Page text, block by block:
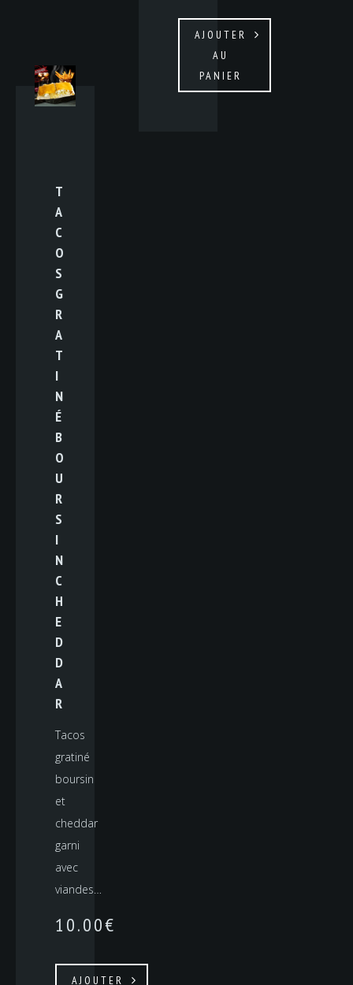
AJOUTER
AU
PANIER
T
A
C
O
S
G
R
A
T
I
N
É
B
O
U
R
S
I
N
C
H
E
D
D
A
R
Tacos
gratiné
boursin
et
cheddar
garni
avec
viandes…
10.00€
AJOUTER